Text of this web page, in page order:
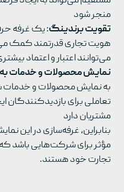
منجر شود
تقویت برندینگ: یک غرفه
هویت تجاری قدرتمند کمک
می‌توانند اعتبار و اعتماد
نمایش محصولات و خدمات
به نمایش محصولات و خدمات
تعاملی برای بازدیدکنندگان
مشتریان دارد​
بنابراین، غرفه‌سازی در این
مؤثر برای شرکت‌هایی باشد
تجارت خود هستند.